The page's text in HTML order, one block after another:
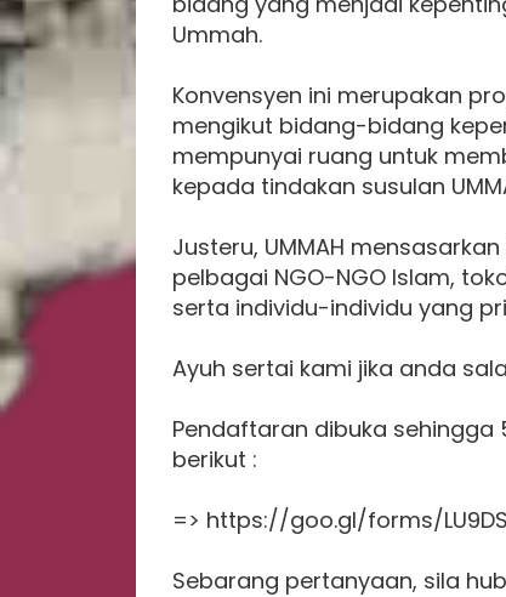
Ummah.
Konvensyen ini merupakan
mengikut bidang-bidang
mempunyai ruang untuk
kepada tindakan susulan
Justeru, UMMAH
pelbagai NGO-NGO Islam,
serta individu-individu yang
Ayuh sertai kami jika anda
Pendaftaran dibuka sehingga
berikut :
=> https://goo.gl/forms/
Sebarang pertanyaan, sila